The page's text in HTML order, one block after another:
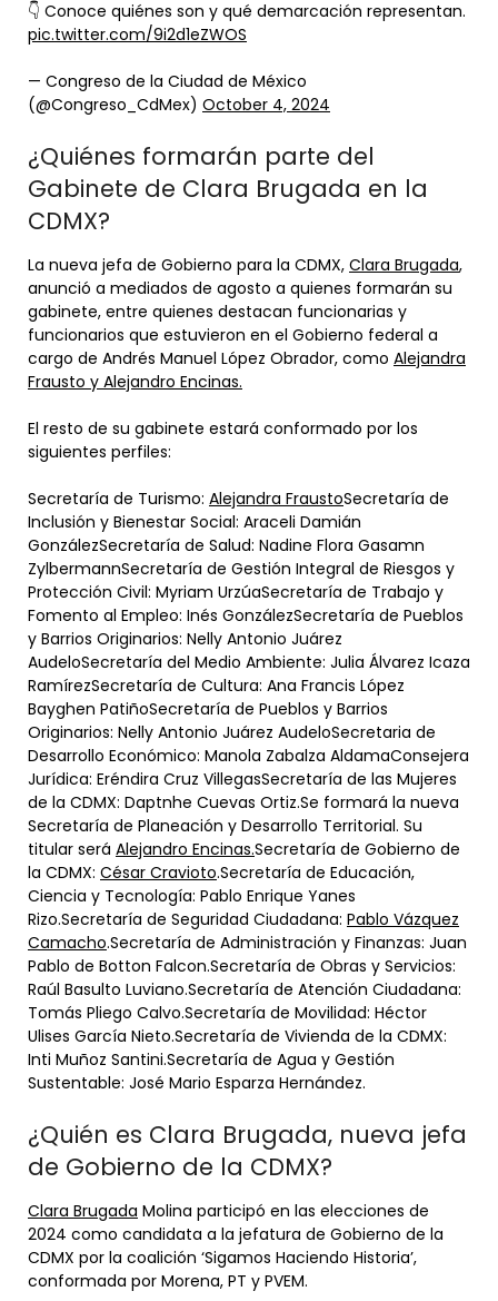
👇 Conoce quiénes son y qué demarcación representan.
pic.twitter.com/9i2d1eZWOS
— Congreso de la Ciudad de México
(@Congreso_CdMex) October 4, 2024
¿Quiénes formarán parte del
Gabinete de Clara Brugada en la
CDMX?
La nueva jefa de Gobierno para la CDMX, Clara Brugada,
anunció a mediados de agosto a quienes formarán su
gabinete, entre quienes destacan funcionarias y
funcionarios que estuvieron en el Gobierno federal a
cargo de Andrés Manuel López Obrador, como Alejandra
Frausto y Alejandro Encinas.
El resto de su gabinete estará conformado por los
siguientes perfiles:
Secretaría de Turismo: Alejandra FraustoSecretaría de
Inclusión y Bienestar Social: Araceli Damián
GonzálezSecretaría de Salud: Nadine Flora Gasamn
ZylbermannSecretaría de Gestión Integral de Riesgos y
Protección Civil: Myriam UrzúaSecretaría de Trabajo y
Fomento al Empleo: Inés GonzálezSecretaría de Pueblos
y Barrios Originarios: Nelly Antonio Juárez
AudeloSecretaría del Medio Ambiente: Julia Álvarez Icaza
RamírezSecretaría de Cultura: Ana Francis López
Bayghen PatiñoSecretaría de Pueblos y Barrios
Originarios: Nelly Antonio Juárez AudeloSecretaria de
Desarrollo Económico: Manola Zabalza AldamaConsejera
Jurídica: Eréndira Cruz VillegasSecretaría de las Mujeres
de la CDMX: Daptnhe Cuevas Ortiz.Se formará la nueva
Secretaría de Planeación y Desarrollo Territorial. Su
titular será Alejandro Encinas.Secretaría de Gobierno de
la CDMX: César Cravioto.Secretaría de Educación,
Ciencia y Tecnología: Pablo Enrique Yanes
Rizo.Secretaría de Seguridad Ciudadana: Pablo Vázquez
Camacho.Secretaría de Administración y Finanzas: Juan
Pablo de Botton Falcon.Secretaría de Obras y Servicios:
Raúl Basulto Luviano.Secretaría de Atención Ciudadana:
Tomás Pliego Calvo.Secretaría de Movilidad: Héctor
Ulises García Nieto.Secretaría de Vivienda de la CDMX:
Inti Muñoz Santini.Secretaría de Agua y Gestión
Sustentable: José Mario Esparza Hernández.
¿Quién es Clara Brugada, nueva jefa
de Gobierno de la CDMX?
Clara Brugada Molina participó en las elecciones de
2024 como candidata a la jefatura de Gobierno de la
CDMX por la coalición ‘Sigamos Haciendo Historia’,
conformada por Morena, PT y PVEM.